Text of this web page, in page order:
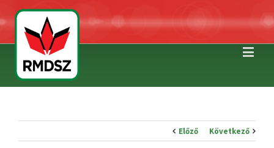
Előző Következő